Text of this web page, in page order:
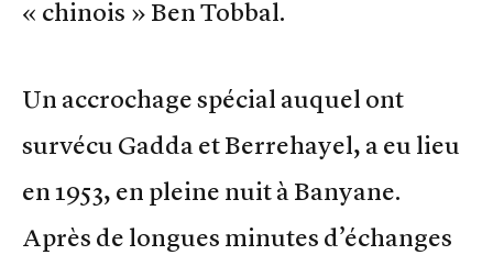
« chinois » Ben Tobbal.
Un accrochage spécial auquel ont
survécu Gadda et Berrehayel, a eu lieu
en 1953, en pleine nuit à Banyane.
Après de longues minutes d’échanges